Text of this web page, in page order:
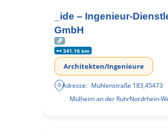
_ide – Ingenieur-
GmbH
341.16 km
Architekten/Ingenieure
Adresse: Mühlenstraße 183,45473
Mülheim an der RuhrNordrhein-